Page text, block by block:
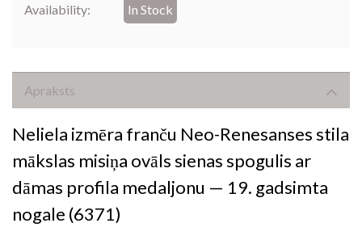
Availability: In Stock
Apraksts
Neliela izmēra franču Neo-Renesanses stila
mākslas misiņa ovāls sienas spogulis ar
dāmas profila medaljonu — 19. gadsimta
nogale (6371)